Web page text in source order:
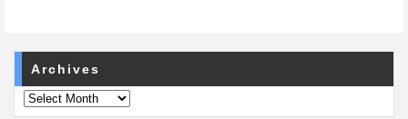
Archives